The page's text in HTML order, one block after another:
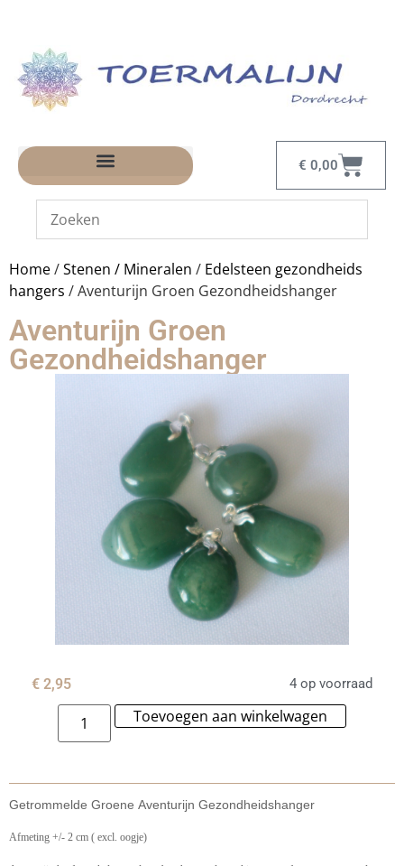
€ 0,00
Home/Stenen / Mineralen / Edelsteen gezondheids
hangers / Aventurijn Groen Gezondheidshanger
Aventurijn Groen
Gezondheidshanger
€ 2,95 4 op voorraad
Toevoegen aan winkelwagen
Getrommelde Groene Aventurijn Gezondheidshanger
Afmeting +/- 2 cm ( excl. oogje)